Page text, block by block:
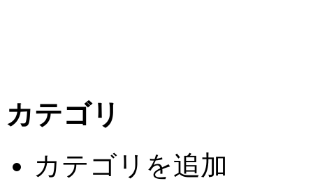
カテゴリ
カテゴリを追加